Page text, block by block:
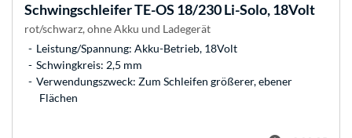
Schwingschleifer TE-OS 18/230 Li-Solo, 18Volt
rot/schwarz, ohne Akku und Ladegerät
Leistung/Spannung: Akku-Betrieb, 18Volt
Schwingkreis: 2,5 mm
Verwendungszweck: Zum Schleifen größerer, ebener
Flächen